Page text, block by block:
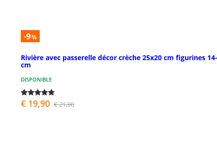
-9%
Rivière avec passerelle décor crèche 25x20 cm figurines
cm
DISPONIBLE
€ 19,90 € 21,90